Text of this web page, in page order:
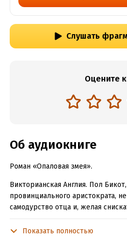
Слушать
Оцените
Об аудиокниге
Роман «Опаловая змея».
Викторианская Англия. Пол
провинциального аристократа,
самодурство отца и, желая
отказывает ему в материальной
Показать полностью